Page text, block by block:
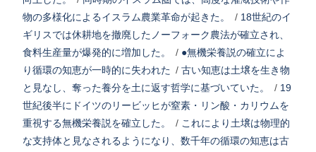
物の多様化によるイスラム農業革命が起きた。
/ 18世紀のイ
ギリスでは休耕地を撤廃したノーフォーク農法が確立され、
食料生産量が爆発的に増加した。
/ ●無機栄養説の確立によ
り循環の知恵が一時的に失われた / 古い知恵は土壌を生き物
と見なし、奪った養分を土に返す哲学に基づいていた。
/ 19
世紀後半にドイツのリービッヒが窒素・リン酸・カリウムを
重視する無機栄養説を確立した。
/ これにより土壌は物理的
な支持体と見なされるようになり、数千年の循環の知恵は古